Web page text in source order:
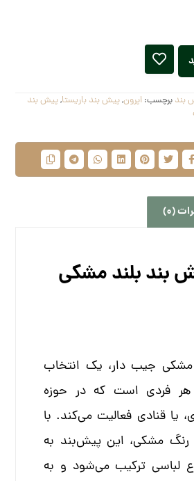
بند برچسب:اپرون,پیش بند باریستا,پیش بند
(0)
بند بلند مشکی
جیب دار، یک انتخاب
هر فردی است که در حوزه
یا قنادی فعالیت می‌کند. با
مشکی، این پیش‌بند به
لباسی ترکیب می‌شود و به